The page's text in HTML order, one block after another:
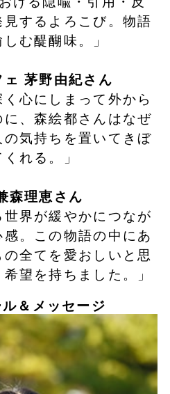
するよろこび。物語
む醍醐味。」
茅野由紀さん
く心にしまって外から
、森絵都さんはなぜ
気持ちを置いてきぼ
れる。」
森理恵さん
世界が緩やかにつなが
。この物語の中にあ
全てを愛おしいと思
望を持ちました。」
＆メッセージ